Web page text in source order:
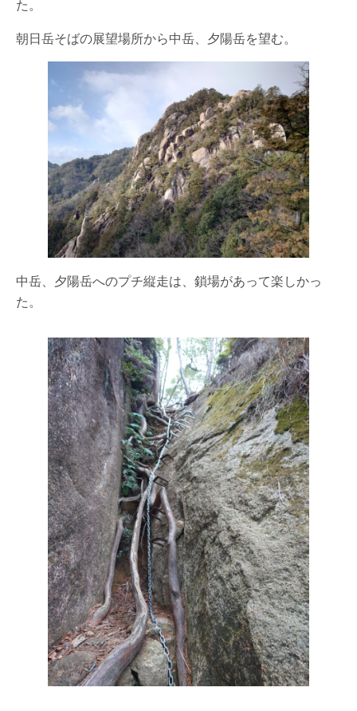
た。
朝日岳そばの展望場所から中岳、夕陽岳を望む。
中岳、夕陽岳へのプチ縦走は、鎖場があって楽しかっ
た。